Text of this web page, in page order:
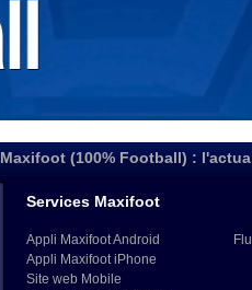
Maxifoot (100% Football) :
Services Maxifoot
Appli Maxifoot Android
Appli Maxifoot iPhone
Site web Mobile